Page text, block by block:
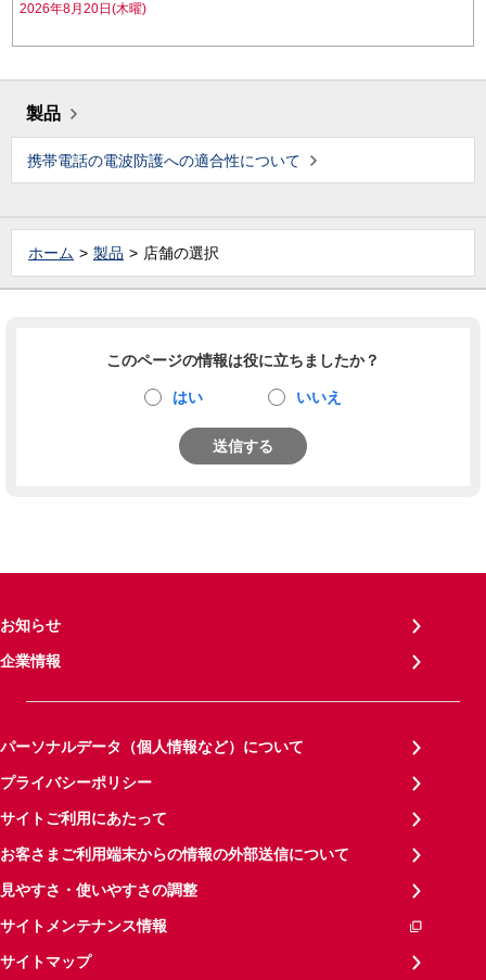
2026年8月20日(木曜)
製品
携帯電話の電波防護への適合性について
ホーム 製品 店舗の選択
このページの情報は役に立ちましたか？
はい いいえ
送信する
お知らせ
企業情報
パーソナルデータ（個人情報など）について
プライバシーポリシー
サイトご利用にあたって
お客さまご利用端末からの情報の外部送信について
見やすさ・使いやすさの調整
サイトメンテナンス情報
サイトマップ